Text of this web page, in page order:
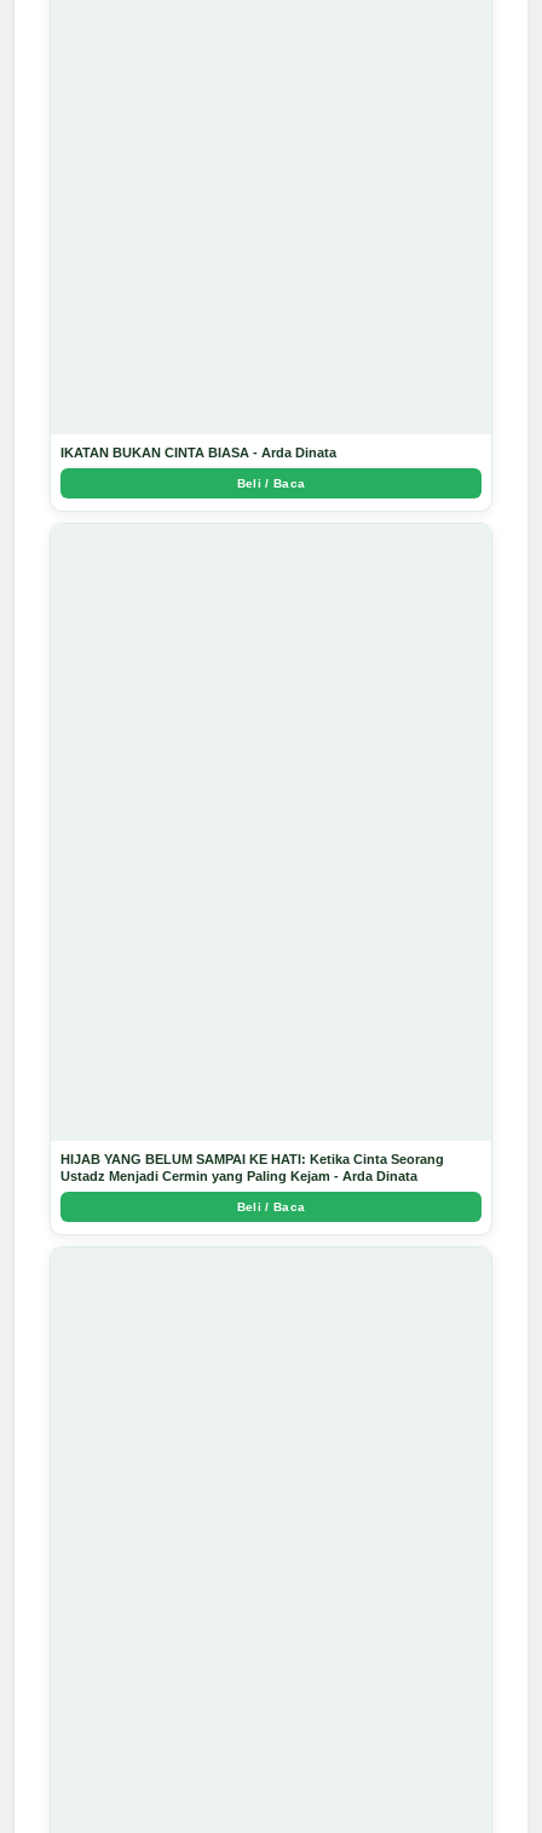
IKATAN BUKAN CINTA BIASA - Arda Dinata
Beli / Baca
HIJAB YANG BELUM SAMPAI KE HATI: Ketika Cinta Seorang
Ustadz Menjadi Cermin yang Paling Kejam - Arda Dinata
Beli / Baca